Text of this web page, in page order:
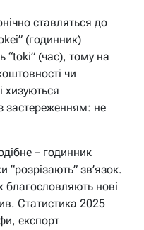
ставляться до
(годинник)
“toki” (час), тому на
чи
хизуються
застереженням: не
– годинник
“розрізають” зв’язок.
благословляють нові
Статистика 2025
експорт